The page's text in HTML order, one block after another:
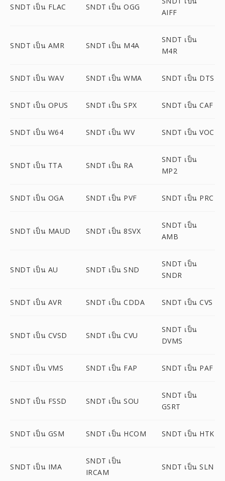
SNDT เป็น FLAC SNDT เป็น OGG
AIFF
SNDT เป็น AMR SNDT เป็น M4A
SNDT เป็น
M4R
SNDT เป็น WAV SNDT เป็น WMA SNDT เป็น DTS
SNDT เป็น OPUS SNDT เป็น SPX SNDT เป็น CAF
SNDT เป็น W64 SNDT เป็น WV SNDT เป็น VOC
SNDT เป็น TTA SNDT เป็น RA
SNDT เป็น
MP2
SNDT เป็น OGA SNDT เป็น PVF SNDT เป็น PRC
SNDT เป็น MAUD SNDT เป็น 8SVX
SNDT เป็น
AMB
SNDT เป็น AU SNDT เป็น SND
SNDT เป็น
SNDR
SNDT เป็น AVR SNDT เป็น CDDA SNDT เป็น CVS
SNDT เป็น CVSD SNDT เป็น CVU
SNDT เป็น
DVMS
SNDT เป็น VMS SNDT เป็น FAP SNDT เป็น PAF
SNDT เป็น FSSD SNDT เป็น SOU
SNDT เป็น
GSRT
SNDT เป็น GSM SNDT เป็น HCOM SNDT เป็น HTK
SNDT เป็น IMA
SNDT เป็น
IRCAM
SNDT เป็น SLN